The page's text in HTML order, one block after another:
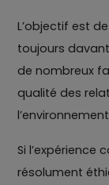
L’objectif est
toujours
de nombreux
qualité des
Si l’expérience
résolument